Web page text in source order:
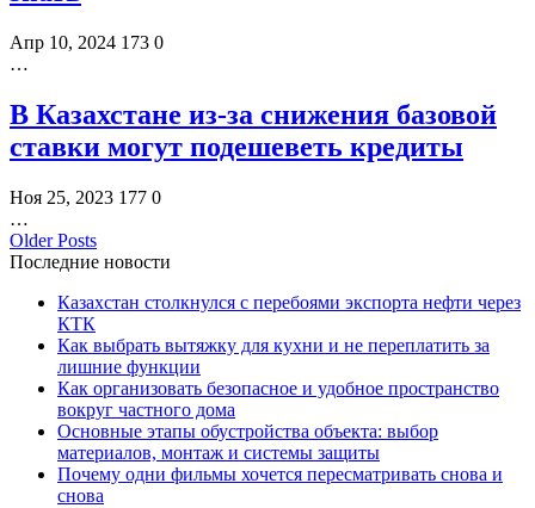
Апр 10, 2024 173 0
…
В Казахстане из-за снижения базовой
ставки могут подешеветь кредиты
Ноя 25, 2023 177 0
…
Older Posts
Последние новости
Казахстан столкнулся с перебоями экспорта нефти через
КТК
Как выбрать вытяжку для кухни и не переплатить за
лишние функции
Как организовать безопасное и удобное пространство
вокруг частного дома
Основные этапы обустройства объекта: выбор
материалов, монтаж и системы защиты
Почему одни фильмы хочется пересматривать снова и
снова